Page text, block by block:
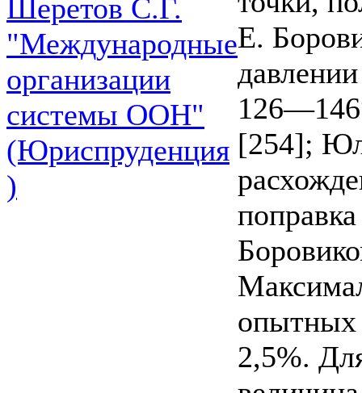
Шеретов С.Г.
"Международные
организации
системы ООН"
(Юриспруденция
)
Е.
[254];
2,5%.